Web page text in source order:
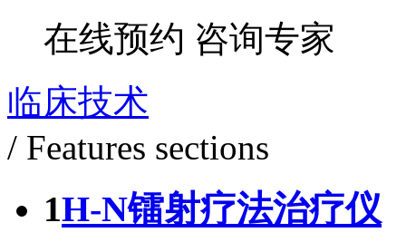
在线预约 咨询专家
临床技术
/ Features sections
1H-N镭射疗法治疗仪